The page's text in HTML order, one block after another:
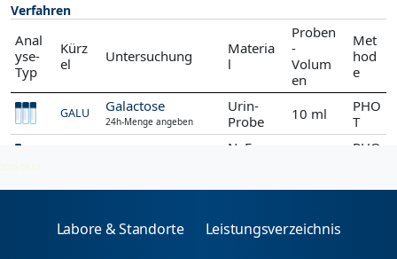
Verfahren
Anal
yse-
Typ
Kürz
el
Untersuchung
Materia
l
Proben
-
Volum
en
Met
hod
e
GALU Galactose
24h-Menge angeben
Urin-
Probe
10 ml
PHO
T
NaF-
PHO
2026-08-07
Labore & Standorte Leistungsverzeichnis